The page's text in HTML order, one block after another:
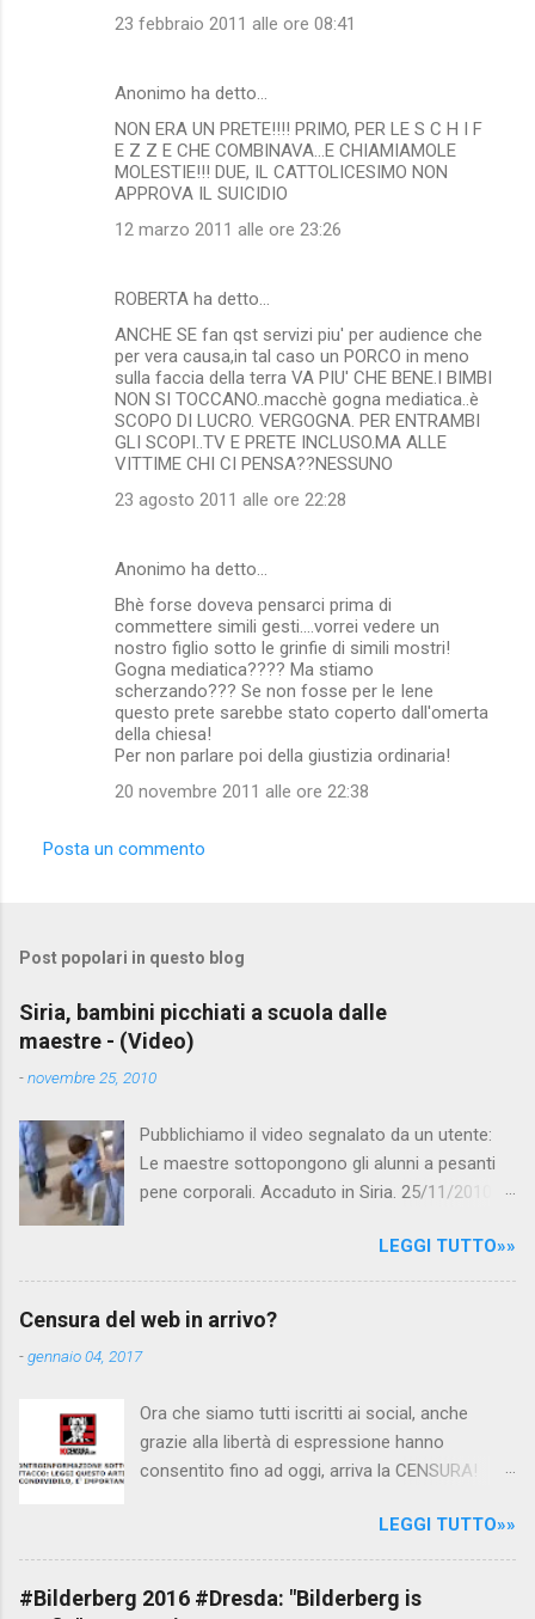
23 febbraio 2011 alle ore 08:41
Anonimo ha detto…
NON ERA UN PRETE!!!! PRIMO, PER LE S C H I F
E Z Z E CHE COMBINAVA...E CHIAMIAMOLE
MOLESTIE!!! DUE, IL CATTOLICESIMO NON
APPROVA IL SUICIDIO
12 marzo 2011 alle ore 23:26
ROBERTA ha detto…
ANCHE SE fan qst servizi piu' per audience che
per vera causa,in tal caso un PORCO in meno
sulla faccia della terra VA PIU' CHE BENE.I BIMBI
NON SI TOCCANO..macchè gogna mediatica..è
SCOPO DI LUCRO. VERGOGNA. PER ENTRAMBI
GLI SCOPI..TV E PRETE INCLUSO.MA ALLE
VITTIME CHI CI PENSA??NESSUNO
23 agosto 2011 alle ore 22:28
Anonimo ha detto…
Bhè forse doveva pensarci prima di
commettere simili gesti....vorrei vedere un
nostro figlio sotto le grinfie di simili mostri!
Gogna mediatica???? Ma stiamo
scherzando??? Se non fosse per le Iene
questo prete sarebbe stato coperto dall'omerta
della chiesa!
Per non parlare poi della giustizia ordinaria!
20 novembre 2011 alle ore 22:38
Posta un commento
Post popolari in questo blog
Siria, bambini picchiati a scuola dalle
maestre - (Video)
-novembre 25, 2010
Pubblichiamo il video segnalato da un utente:
Le maestre sottopongono gli alunni a pesanti
pene corporali. Accaduto in Siria. 25/11/2010
Canale 5 "Forum" si è interessato al caso,
interpellando prontamente l'ambasciata siriana,
per fare luce sulla vicenda: è emerso che il
scuola. LEGGI IL SERVIZIO . staff
nocensura.com Condividi su Facebook
LEGGI TUTTO»»
Censura del web in arrivo?
-gennaio 04, 2017
Ora che siamo tutti iscritti ai social, anche
grazie alla libertà di espressione hanno
consentito fino ad oggi, arriva la CENSURA!
politica rispediti al mittente dai cittadini - perché
censurare avrebbe fatto perdere troppi
consensi ai vari governi - la CENSURA potrebbe
arrivare dall'Antitrust, ovvero l' Autorità garante
LEGGI TUTTO»»
#Bilderberg 2016 #Dresda: "Bilderberg is